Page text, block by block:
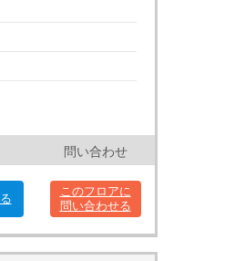
問い合わせ
このフロアに
問い合わせる